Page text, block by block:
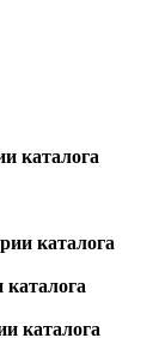
каталога
каталога
каталога
каталога